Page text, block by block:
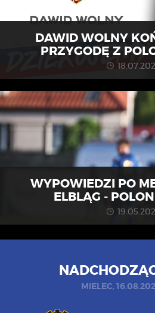
DAWID WOLNY
PRZYGODĘ Z
WYPOWIEDZI PO
ELBLĄG -
MIELEC,